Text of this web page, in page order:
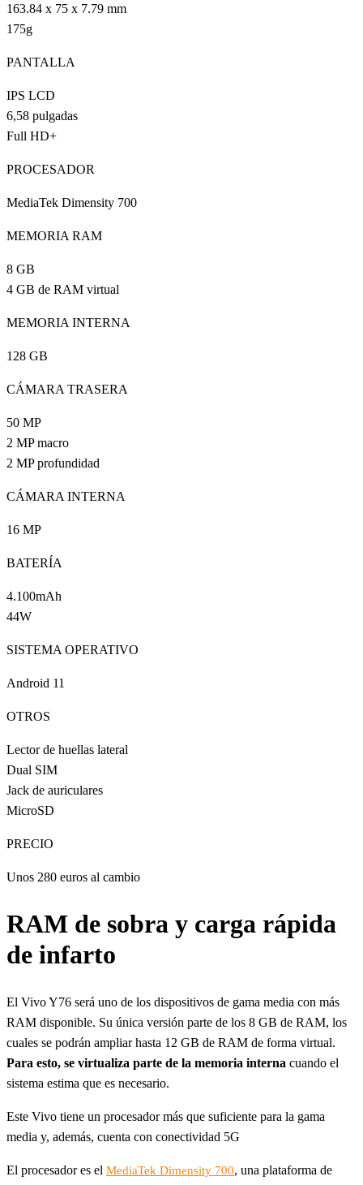
163.84 x 75 x 7.79 mm
175g
PANTALLA
IPS LCD
6,58 pulgadas
Full HD+
PROCESADOR
MediaTek Dimensity 700
MEMORIA RAM
8 GB
4 GB de RAM virtual
MEMORIA INTERNA
128 GB
CÁMARA TRASERA
50 MP
2 MP macro
2 MP profundidad
CÁMARA INTERNA
16 MP
BATERÍA
4.100mAh
44W
SISTEMA OPERATIVO
Android 11
OTROS
Lector de huellas lateral
Dual SIM
Jack de auriculares
MicroSD
PRECIO
Unos 280 euros al cambio
RAM de sobra y carga rápida
de infarto
El Vivo Y76 será uno de los dispositivos de gama media con más
RAM disponible. Su única versión parte de los 8 GB de RAM, los
cuales se podrán ampliar hasta 12 GB de RAM de forma virtual.
Para esto, se virtualiza parte de la memoria interna cuando el
sistema estima que es necesario.
Este Vivo tiene un procesador más que suficiente para la gama
media y, además, cuenta con conectividad 5G
El procesador es el MediaTek Dimensity 700, una plataforma de